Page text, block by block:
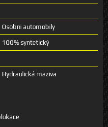
Osobni automobily
100% syntetický
Hydraulická maziva